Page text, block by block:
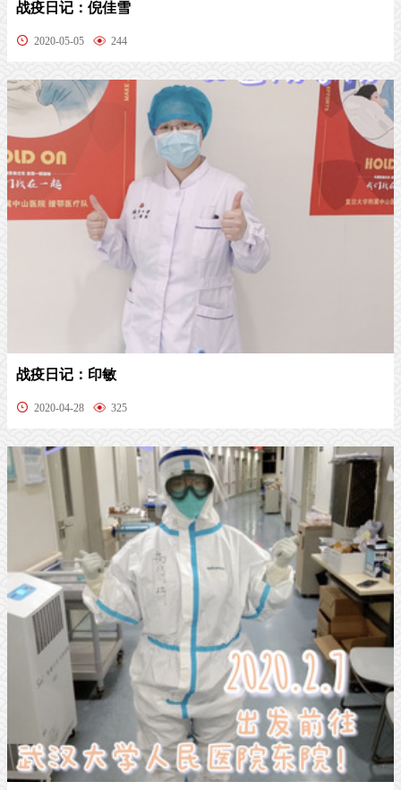
战疫日记：倪佳雪
2020-05-05 244
战疫日记：印敏
2020-04-28 325